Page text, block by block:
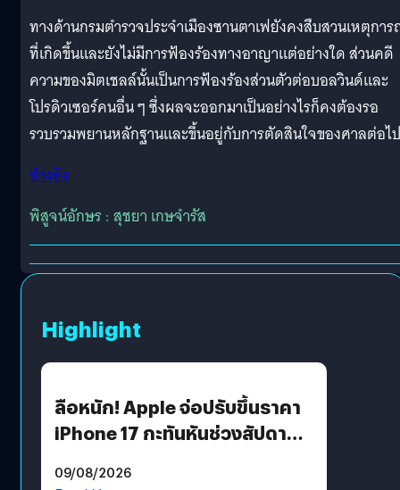
ทางด้านกรมตำรวจประจำเมืองซานตาเฟยังคงสืบสวนเหตุกา
ที่เกิดขึ้นและยังไม่มีการฟ้องร้องทางอาญาแต่อย่างใด ส่วนคดี
ความของมิตเชลล์นั้นเป็นการฟ้องร้องส่วนตัวต่อบอลวินด์และ
โปรดิวเซอร์คนอื่น ๆ ซึ่งผลจะออกมาเป็นอย่างไรก็คงต้องรอ
รวบรวมพยานหลักฐานและขึ้นอยู่กับการตัดสินใจของศาลต่อไป
อ้างอิง
พิสูจน์อักษร : สุชยา เกษจำรัส
Highlight
ลือหนัก! Apple จ่อปรับขึ้นราคา
iPhone 17 กะทันหันช่วงสัปดาห์ที่
09/08/2026